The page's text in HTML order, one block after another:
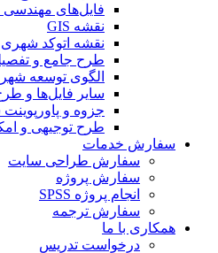
فایل‌های مهندسی
نقشه GIS
نقشه اتوکد شهری
طرح جامع و تفصیلی
الگوی توسعه شهر و
سایر فایل‌ها و
جزوه و پاورپوینت
طرح توجیهی و امکان
سفارش خدمات
سفارش طراحی سایت
سفارش پروژه
انجام پروژه SPSS
سفارش ترجمه
همکاری با ما
درخواست تدریس